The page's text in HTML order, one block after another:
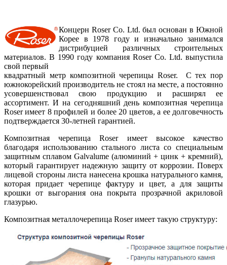
Концерн Roser Co. Ltd. был основан в Южной
Корее в 1978 году и изначально занимался
дистрибуцией различных строительных
материалов. В 1990 году компания Roser Co. Ltd. выпустила
свой первый
квадратный метр композитной черепицы Roser. C тех пор
южнокорейский производитель не стоял на месте, а постоянно
усовершенствовал свою продукцию и расширял ее
ассортимент. И на сегодняшний день композитная черепица
Roser имеет 8 профилей и более 20 цветов, а ее долговечность
подтверждается 30-летней гарантией.
Композитная черепица Roser имеет высокое качество
благодаря использованию стального листа со специальным
защитным сплавом Galvalume (алюминий + цинк + кремний),
который гарантирует надежную защиту от коррозии. Поверх
лицевой стороны листа нанесена крошка натурального камня,
которая придает черепице фактуру и цвет, а для защиты
крошки от выгорания она покрыта прозрачной акриловой
глазурью.
Композитная металлочерепица Roser имеет такую структуру: